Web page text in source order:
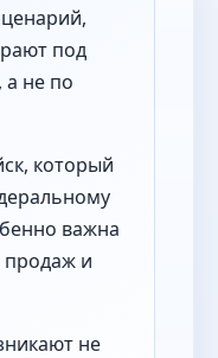
под
а не по
который
важна
продаж и
не